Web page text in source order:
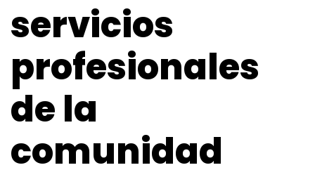
servicios
profesionales
de la
comunidad